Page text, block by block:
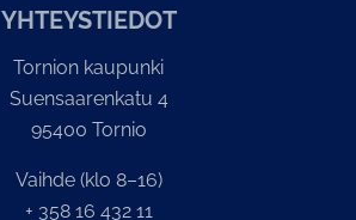
YH­TEYS­TIE­DOT
Tornion kaupunki
Suensaarenkatu 4
95400 Tornio
Vaihde (klo 8–16)
+ 358 16 432 11